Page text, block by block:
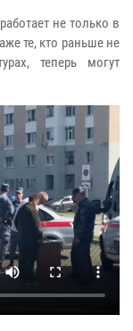
не только в
те, кто раньше не
теперь могут